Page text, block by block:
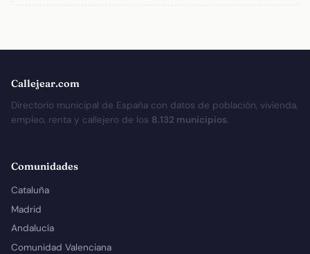
Callejear.com
Directorio municipal de España con datos de población, vivienda,
empleo, renta y callejero de los 8.132 municipios.
Comunidades
Cataluña
Madrid
Andalucía
Comunidad Valenciana